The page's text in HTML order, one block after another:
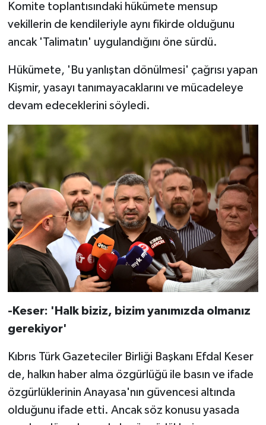
Komite toplantısındaki hükümete mensup
vekillerin de kendileriyle aynı fikirde olduğunu
ancak 'Talimatın' uygulandığını öne sürdü.
Hükümete, 'Bu yanlıştan dönülmesi' çağrısı yapan
Kişmir, yasayı tanımayacaklarını ve mücadeleye
devam edeceklerini söyledi.
-Keser: 'Halk biziz, bizim yanımızda olmanız
gerekiyor'
Kıbrıs Türk Gazeteciler Birliği Başkanı Efdal Keser
de, halkın haber alma özgürlüğü ile basın ve ifade
özgürlüklerinin Anayasa'nın güvencesi altında
olduğunu ifade etti. Ancak söz konusu yasada